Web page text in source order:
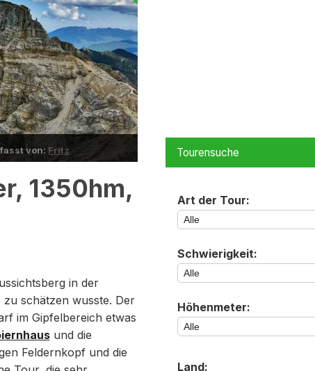
von: Fritz
1350hm,
in der
schätzen wusste. Der
im Gipfelbereich etwas
und die
Feldernkopf und die
Tourensuche
Art der Tour:
Schwierigkeit:
Höhenmeter:
Land: